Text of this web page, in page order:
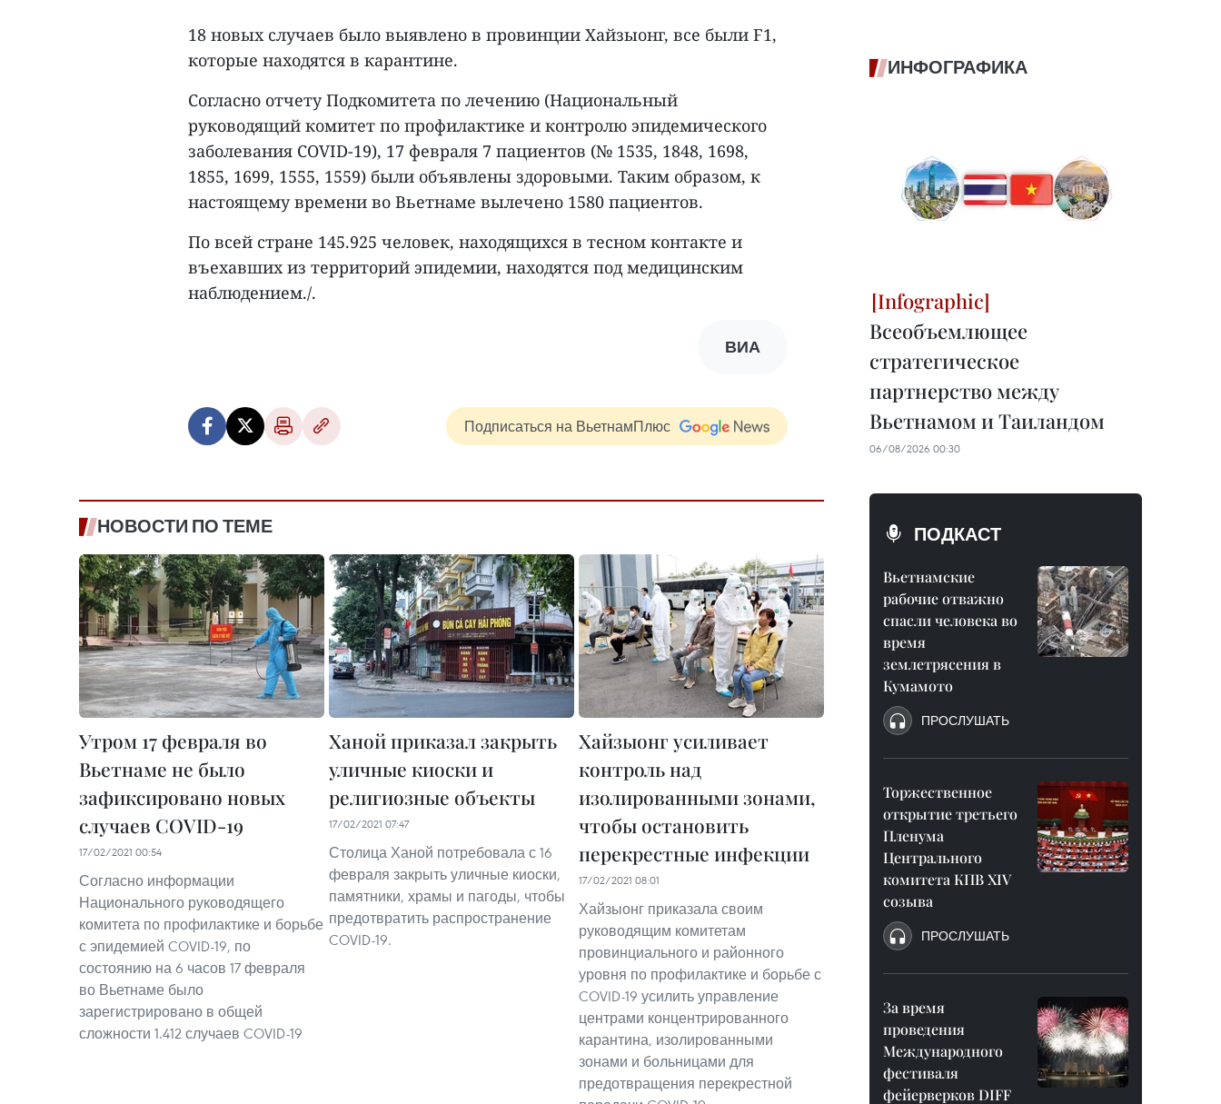
18 новых случаев было выявлено в провинции Хайзыонг, все были F1,
которые находятся в карантине.
Согласно отчету Подкомитета по лечению (Национальный
руководящий комитет по профилактике и контролю эпидемического
заболевания COVID-19), 17 февраля 7 пациентов (№ 1535, 1848, 1698,
1855, 1699, 1555, 1559) были объявлены здоровыми. Таким образом, к
настоящему времени во Вьетнаме вылечено 1580 пациентов.
По всей стране 145.925 человек, находящихся в тесном контакте и
въехавших из территорий эпидемии, находятся под медицинским
наблюдением./.
ВИА
Подписаться на ВьетнамПлюс
НОВОСТИ ПО ТЕМЕ
Утром 17 февраля во
Вьетнаме не было
зафиксировано новых
случаев COVID-19
17/02/2021 00:54
Согласно информации
Национального руководящего
комитета по профилактике и борьбе
с эпидемией COVID-19, по
состоянию на 6 часов 17 февраля
во Вьетнаме было
зарегистрировано в общей
сложности 1.412 случаев COVID-19
Ханой приказал закрыть
уличные киоски и
религиозные объекты
17/02/2021 07:47
Столица Ханой потребовала с 16
февраля закрыть уличные киоски,
памятники, храмы и пагоды, чтобы
предотвратить распространение
COVID-19.
Хайзыонг усиливает
контроль над
изолированными зонами,
чтобы остановить
перекрестные инфекции
17/02/2021 08:01
Хайзыонг приказала своим
руководящим комитетам
провинциального и районного
уровня по профилактике и борьбе с
COVID-19 усилить управление
центрами концентрированного
карантина, изолированными
зонами и больницами для
предотвращения перекрестной
ИНФОГРАФИКА
Всеобъемлющее
стратегическое
партнерство между
Вьетнамом и Таиландом
06/08/2026 00:30
ПОДКАСТ
Вьетнамские
рабочие отважно
спасли человека во
время
землетрясения в
Кумамото
ПРОСЛУШАТЬ
Торжественное
открытие третьего
Пленума
Центрального
комитета КПВ XIV
созыва
ПРОСЛУШАТЬ
За время
проведения
Международного
фестиваля
фейерверков DIFF